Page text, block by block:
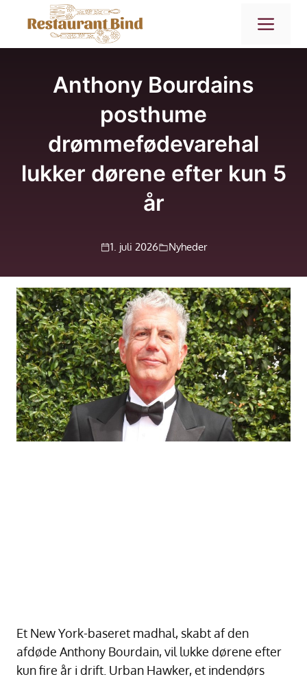
indhold
Anthony Bourdains
posthume
drømmefødevarehal
lukker dørene efter kun 5
år
1. juli 2026 Nyheder
Et New York-baseret madhal, skabt af den
afdøde Anthony Bourdain, vil lukke dørene efter
kun fire år i drift. Urban Hawker, et indendørs